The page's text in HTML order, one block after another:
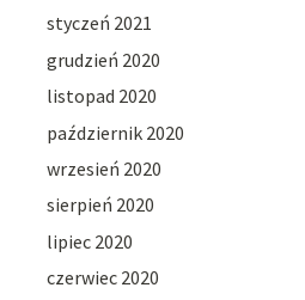
styczeń 2021
grudzień 2020
listopad 2020
październik 2020
wrzesień 2020
sierpień 2020
lipiec 2020
czerwiec 2020